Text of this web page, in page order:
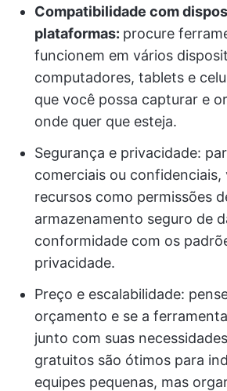
Compatibilidade com
plataformas: procure
funcionem em vários
computadores, tablets e
que você possa capturar e
onde quer que esteja.
Segurança e privacidade:
comerciais ou confidenciais,
recursos como permissões
armazenamento seguro de
conformidade com os
privacidade.
Preço e escalabilidade:
orçamento e se a
junto com suas
gratuitos são ótimos para
equipes pequenas, mas